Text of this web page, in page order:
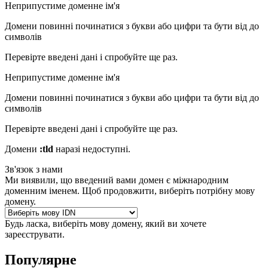
Неприпустиме доменне ім'я
Домени повинні починатися з букви або цифри та бути від до
символів
Перевірте введені дані і спробуйте ще раз.
Неприпустиме доменне ім'я
Домени повинні починатися з букви або цифри та бути від до
символів
Перевірте введені дані і спробуйте ще раз.
Домени :tld наразі недоступні.
Зв'язок з нами
Ми виявили, що введений вами домен є міжнародним
доменним іменем. Щоб продовжити, виберіть потрібну мову
домену.
Будь ласка, виберіть мову домену, який ви хочете
зареєструвати.
Популярне